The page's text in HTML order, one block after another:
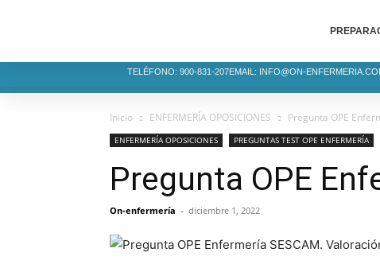
TELÉFONO: 900-831-207EMAIL: INFO@ON-
Inicio ENFERMERÍA OPOSICIONES Pregunta OPE
ENFERMERÍA OPOSICIONES PREGUNTAS TEST OPE ENFERMERÍA
Pregunta OPE
On-enfermería - diciembre 1, 2022